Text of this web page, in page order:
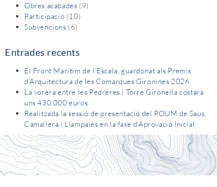
Obres acabades (9)
Participació (10)
Subvencions (6)
Entrades recents
El Front Marítim de l’Escala, guardonat als Premis
d’Arquitectura de les Comarques Gironines 2026
La vorera entre les Pedreres i Torre Gironella costarà
uns 430.000 euros
Realitzada la sessió de presentació del POUM de Saus,
Camallera i Llampaies en la fase d’Aprovació Inicial